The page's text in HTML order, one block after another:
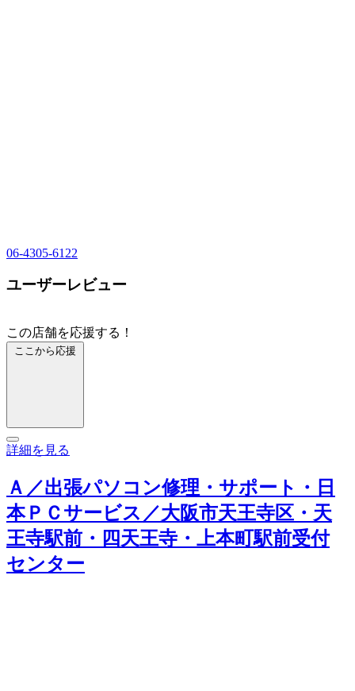
06-4305-6122
ユーザーレビュー
この店舗を応援する！
ここから応援
詳細を見る
Ａ／出張パソコン修理・サポート・日
本ＰＣサービス／大阪市天王寺区・天
王寺駅前・四天王寺・上本町駅前受付
センター